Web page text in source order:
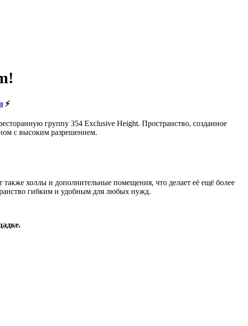
⚡️
группу 354 Exclusive Height. Пространство, созданное
с высоким разрешением.
холлы и дополнительные помещения, что делает её ещё более
гибким и удобным для любых нужд.